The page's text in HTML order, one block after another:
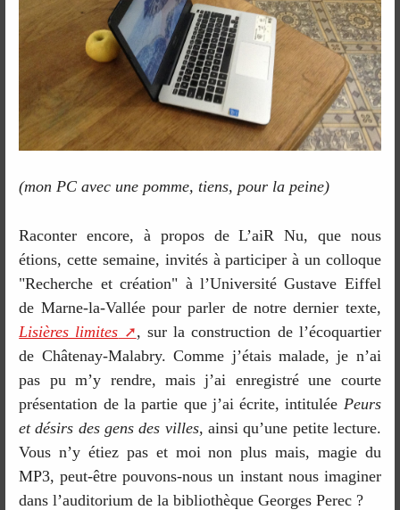
(mon PC avec une pomme, tiens, pour la peine)
Raconter encore, à propos de L’aiR Nu, que nous
étions, cette semaine, invités à participer à un colloque
"Recherche et création" à l’Université Gustave Eiffel
de Marne-la-Vallée pour parler de notre dernier texte,
Lisières limites
, sur la construction de l’écoquartier
de Châtenay-Malabry. Comme j’étais malade, je n’ai
pas pu m’y rendre, mais j’ai enregistré une courte
présentation de la partie que j’ai écrite, intitulée Peurs
et désirs des gens des villes, ainsi qu’une petite lecture.
Vous n’y étiez pas et moi non plus mais, magie du
MP3, peut-être pouvons-nous un instant nous imaginer
dans l’auditorium de la bibliothèque Georges Perec ?